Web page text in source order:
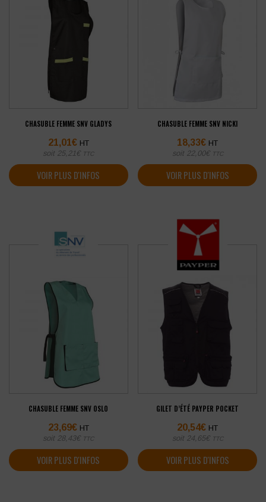
CHASUBLE FEMME SNV GLADYS
21,01€ HT
soit 25,21 € TTC
VOIR PLUS D'INFOS
CHASUBLE FEMME SNV NICKI
18,33€ HT
soit 22,00€ TTC
VOIR PLUS D'INFOS
CHASUBLE FEMME SNV OSLO
23,69€ HT
soit 28,43€ TTC
VOIR PLUS D'INFOS
GILET D’ÉTÉ PAYPER POCKET
20,54€ HT
soit 24,65€ TTC
VOIR PLUS D'INFOS